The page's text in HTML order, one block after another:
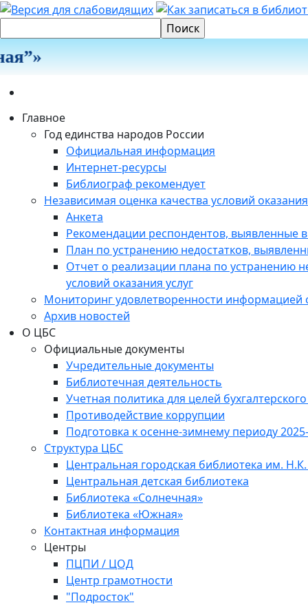
Главное
Год единства народов России
Официальная информация
Интернет-ресурсы
Библиограф рекомендует
Независимая оценка качества условий оказания
Анкета
Рекомендации респондентов, выявленные
План по устранению недостатков,
Отчет о реализации плана по устранению
условий оказания услуг
Мониторинг удовлетворенности информацией
Архив новостей
О ЦБС
Официальные документы
Учредительные документы
Библиотечная деятельность
Учетная политика для целей
Противодействие коррупции
Подготовка к осенне-зимнему периоду
Структура ЦБС
Центральная городская библиотека им.
Центральная детская библиотека
Библиотека «Солнечная»
Библиотека «Южная»
Контактная информация
Центры
ПЦПИ / ЦОД
Центр грамотности
"Подросток"